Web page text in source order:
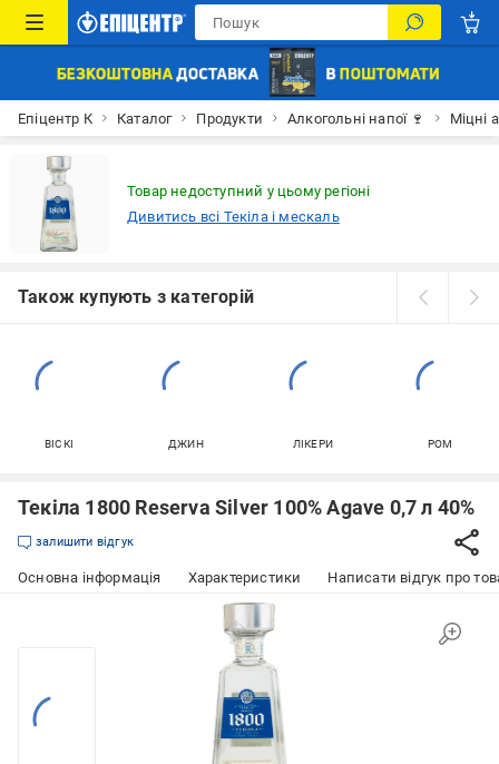
Епіцентр К Каталог Продукти Алкогольні напої 🍷 Міцні
Товар недоступний у цьому регіоні
Дивитись всі Текіла і мескаль
Також купують з категорій
ВІСКІ ДЖИН ЛІКЕРИ РОМ
Текіла 1800 Reserva Silver 100% Agave 0,7 л 40%
залишити відгук
Основна інформація Характеристики Написати відгук про